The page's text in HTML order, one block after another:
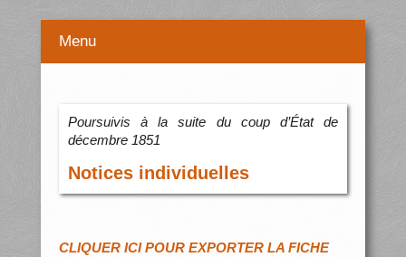
Menu
Poursuivis à la suite du coup d’État de
décembre 1851
Notices individuelles
CLIQUER ICI POUR EXPORTER LA FICHE